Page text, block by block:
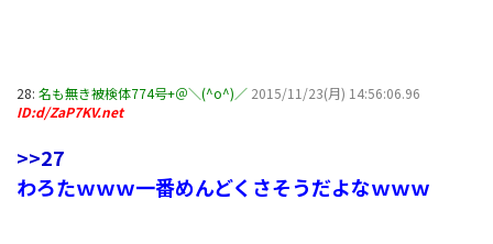
28: 名も無き被検体774号+＠＼(^o^)／ 2015/11/23(月) 14:56:06.96
ID:d/ZaP7KV.net
>>27
わろたｗｗｗ一番めんどくさそうだよなｗｗｗ